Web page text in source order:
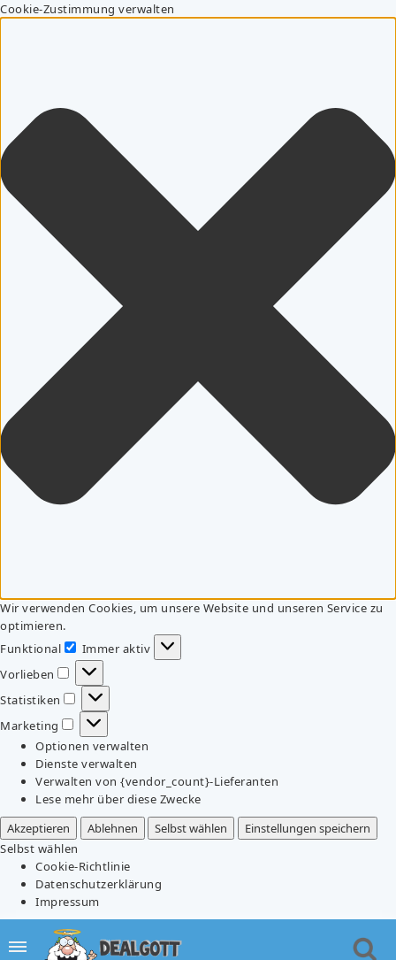
Cookie-Zustimmung verwalten
Wir verwenden Cookies, um unsere Website und unseren Service zu
optimieren.
Funktional
Funktional
Immer aktiv
Vorlieben
Vorlieben
Statistiken
Statistiken
Marketing
Marketing
Optionen verwalten
Dienste verwalten
Verwalten von {vendor_count}-Lieferanten
Lese mehr über diese Zwecke
Akzeptieren
Ablehnen Selbst wählen
Einstellungen speichern
Selbst wählen
Cookie-Richtlinie
Datenschutzerklärung
Impressum